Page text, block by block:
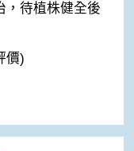
，待植株健全後
價)